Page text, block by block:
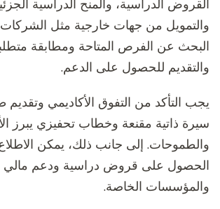
القروض الدراسية، والمنح الدراسية
والتمويل من جهات خارجية مثل
البحث عن الفرص المتاحة ومطابقة
والتقديم للحصول على الدعم.
يجب التأكد من التفوق الأكاديمي
سيرة ذاتية مقنعة وخطاب تحفيزي يبرز
والطموحات. إلى جانب ذلك، يمكن
الحصول على قروض دراسية ودعم مالي
والمؤسسات الخاصة.